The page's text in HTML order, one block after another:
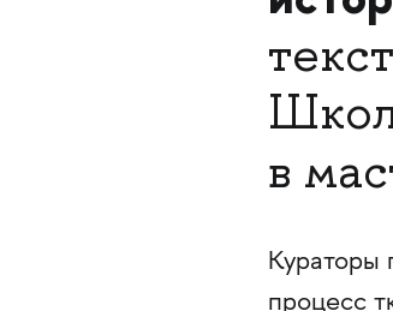
в
Кураторы
процесс